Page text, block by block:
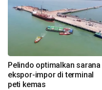
Pelindo optimalkan sarana
ekspor-impor di terminal
peti kemas